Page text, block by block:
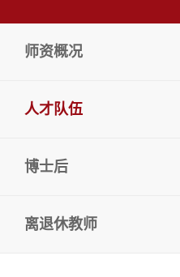
师资概况
人才队伍
博士后
离退休教师